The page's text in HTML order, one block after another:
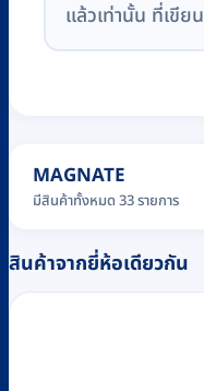
แล้วเท่านั้น ที่เขี
MAGNATE
มีสินค้าทั้งหมด 33 รายการ
สินค้าจากยี่ห้อเดียวกัน